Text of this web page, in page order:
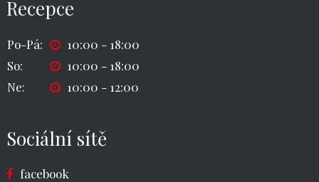
Recepce
Po-Pá:
10:00 - 18:00
So:
10:00 - 18:00
Ne:
10:00 - 12:00
Sociální sítě
facebook